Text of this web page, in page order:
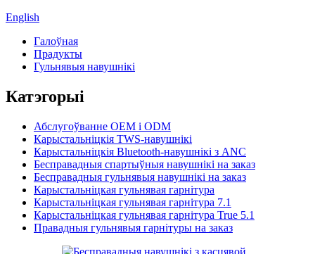
English
Галоўная
Прадукты
Гульнявыя навушнікі
Катэгорыі
Абслугоўванне OEM і ODM
Карыстальніцкія TWS-навушнікі
Карыстальніцкія Bluetooth-навушнікі з ANC
Бесправадныя спартыўныя навушнікі на заказ
Бесправадныя гульнявыя навушнікі на заказ
Карыстальніцкая гульнявая гарнітура
Карыстальніцкая гульнявая гарнітура 7.1
Карыстальніцкая гульнявая гарнітура True 5.1
Правадныя гульнявыя гарнітуры на заказ